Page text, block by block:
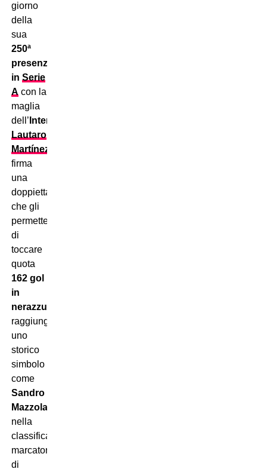
giorno
della
sua
250ª
presenza
in Serie
A con la
maglia
dell’ Inter
Lautaro
Martínez
firma
una
doppietta
che gli
permette
di
toccare
quota
162 gol
in
nerazzurro
raggiungendo
uno
storico
simbolo
come
Sandro
Mazzola
nella
classifica
marcatori
di